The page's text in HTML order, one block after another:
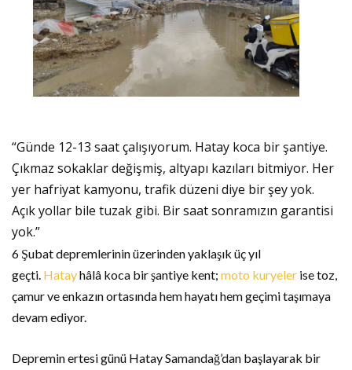
“Günde 12-13 saat çalışıyorum. Hatay koca bir şantiye.
Çıkmaz sokaklar değişmiş, altyapı kazıları bitmiyor. Her
yer hafriyat kamyonu, trafik düzeni diye bir şey yok.
Açık yollar bile tuzak gibi. Bir saat sonramızın garantisi
yok.”
6 Şubat depremlerinin üzerinden yaklaşık üç yıl
geçti. Hatayhâlâ koca bir şantiye kent; moto kuryeler ise toz,
çamur ve enkazın ortasında hem hayatı hem geçimi taşımaya
devam ediyor.
Depremin ertesi günü Hatay Samandağ’dan başlayarak bir